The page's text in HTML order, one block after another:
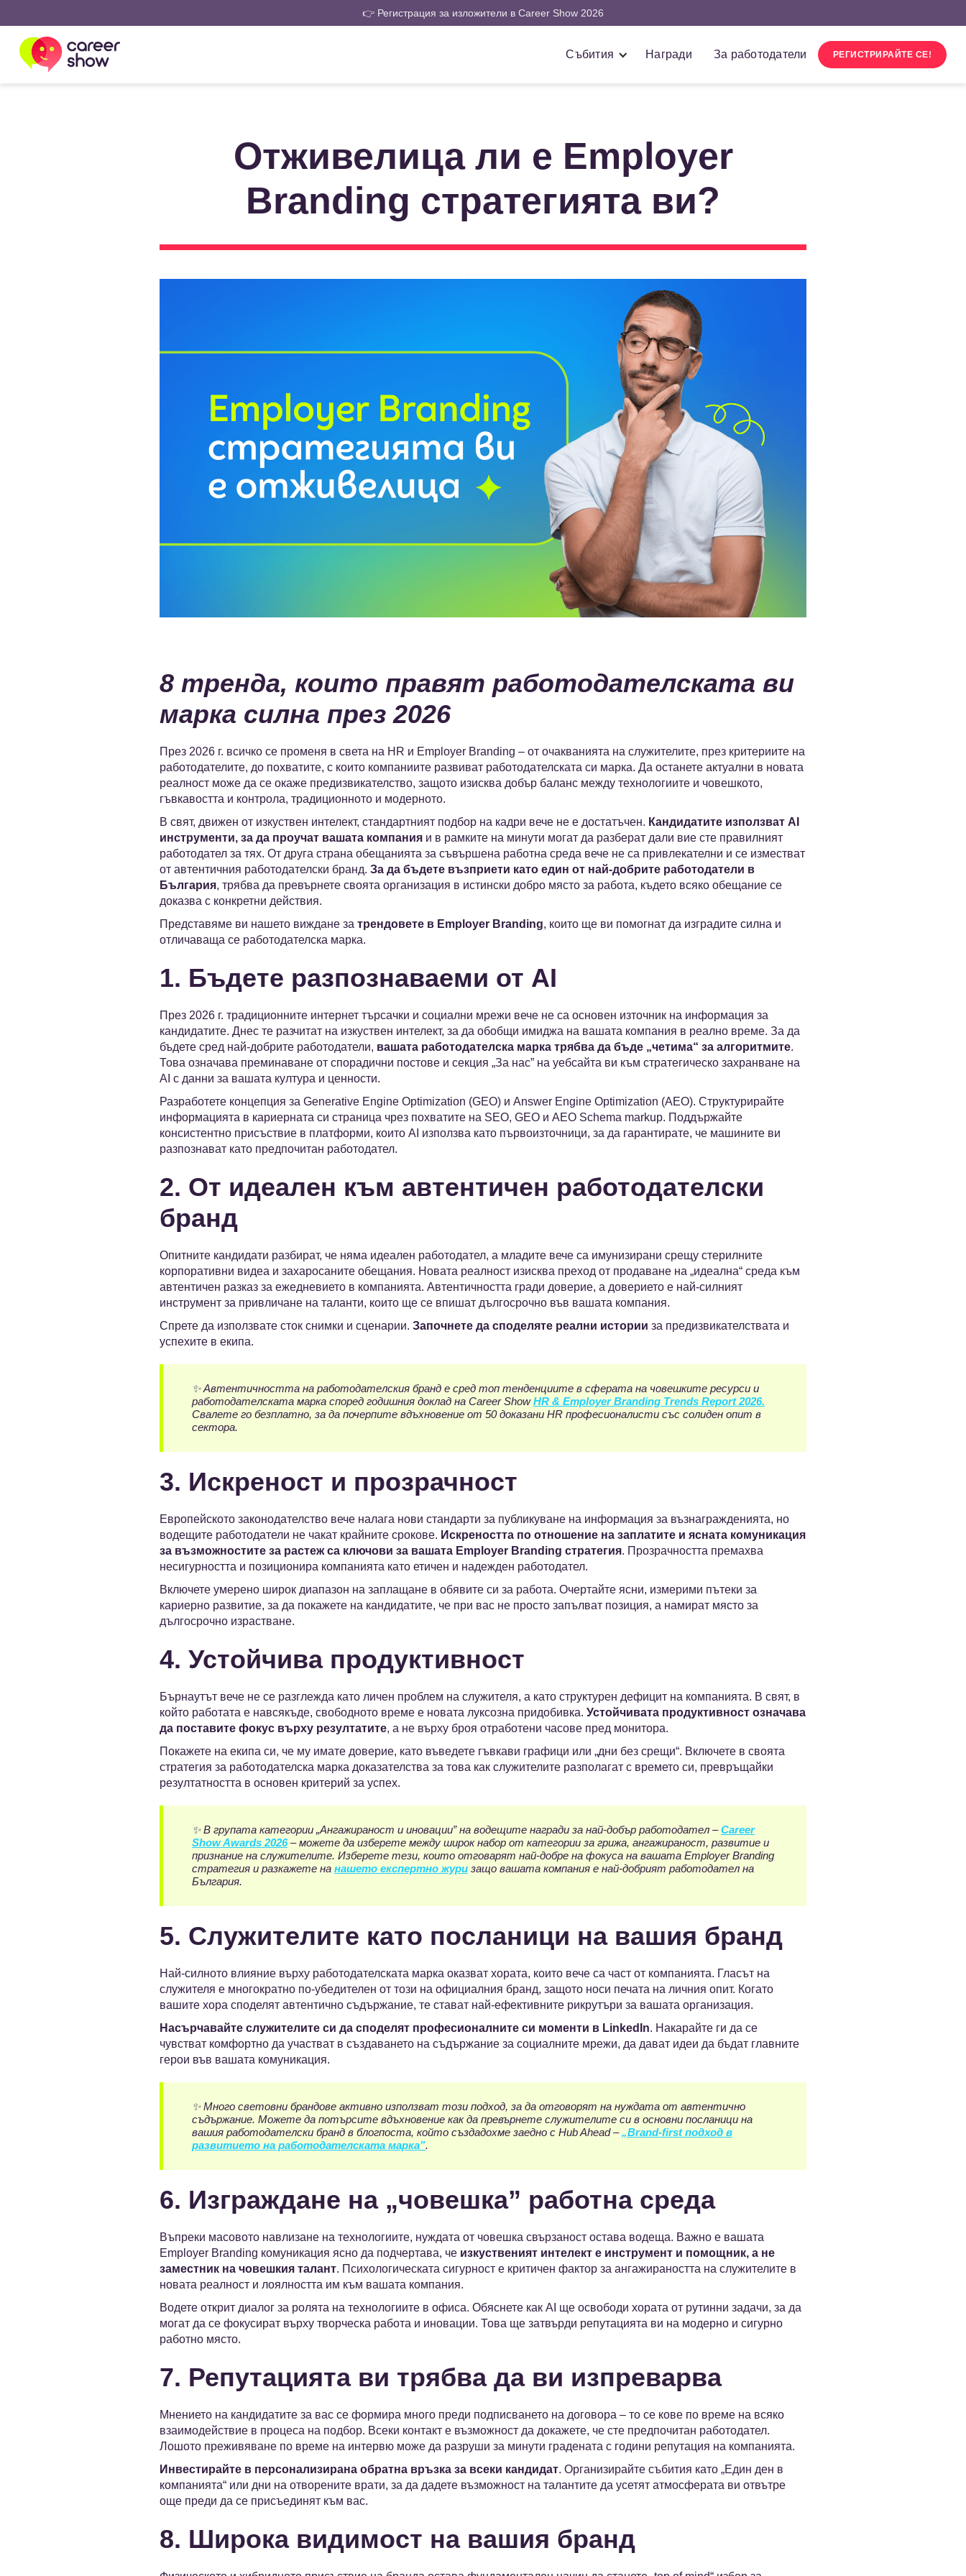
👉 Регистрация за изложители в Career Show 2026
Събития Награди За работодатели РЕГИСТРИРАЙТЕ СЕ!
Отживелица ли е Employer
Branding стратегията ви?
8 тренда, които правят работодателската ви
марка силна през 2026
През 2026 г. всичко се променя в света на HR и Employer Branding – от очакванията на служителите, през критериите на
работодателите, до похватите, с които компаниите развиват работодателската си марка. Да останете актуални в новата
реалност може да се окаже предизвикателство, защото изисква добър баланс между технологиите и човешкото,
гъвкавостта и контрола, традиционното и модерното.
В свят, движен от изкуствен интелект, стандартният подбор на кадри вече не е достатъчен. Кандидатите използват AI
инструменти, за да проучат вашата компания и в рамките на минути могат да разберат дали вие сте правилният
работодател за тях. От друга страна обещанията за съвършена работна среда вече не са привлекателни и се изместват
от автентичния работодателски бранд. За да бъдете възприети като един от най-добрите работодатели в
България, трябва да превърнете своята организация в истински добро място за работа, където всяко обещание се
доказва с конкретни действия.
Представяме ви нашето виждане за трендовете в Employer Branding, които ще ви помогнат да изградите силна и
отличаваща се работодателска марка.
1. Бъдете разпознаваеми от AI
През 2026 г. традиционните интернет търсачки и социални мрежи вече не са основен източник на информация за
кандидатите. Днес те разчитат на изкуствен интелект, за да обобщи имиджа на вашата компания в реално време. За да
бъдете сред най-добрите работодатели, вашата работодателска марка трябва да бъде „четима“ за алгоритмите.
Това означава преминаване от спорадични постове и секция „За нас” на уебсайта ви към стратегическо захранване на
AI с данни за вашата култура и ценности.
Разработете концепция за Generative Engine Optimization (GEO) и Answer Engine Optimization (AEO). Структурирайте
информацията в кариерната си страница чрез похватите на SEO, GEO и AEO Schema markup. Поддържайте
консистентно присъствие в платформи, които AI използва като първоизточници, за да гарантирате, че машините ви
разпознават като предпочитан работодател.
2. От идеален към автентичен работодателски
бранд
Опитните кандидати разбират, че няма идеален работодател, а младите вече са имунизирани срещу стерилните
корпоративни видеа и захаросаните обещания. Новата реалност изисква преход от продаване на „идеална“ среда към
автентичен разказ за ежедневието в компанията. Автентичността гради доверие, а доверието е най-силният
инструмент за привличане на таланти, които ще се впишат дългосрочно във вашата компания.
Спрете да използвате сток снимки и сценарии. Започнете да споделяте реални истории за предизвикателствата и
успехите в екипа.
✨ Автентичността на работодателския бранд е сред топ тенденциите в сферата на човешките ресурси и
работодателската марка според годишния доклад на Career ShowHR & Employer Branding Trends Report 2026.
Свалете го безплатно, за да почерпите вдъхновение от 50 доказани HR професионалисти със солиден опит в
сектора.
3. Искреност и прозрачност
Европейското законодателство вече налага нови стандарти за публикуване на информация за възнагражденията, но
водещите работодатели не чакат крайните срокове. Искреността по отношение на заплатите и ясната комуникация
за възможностите за растеж са ключови за вашата Employer Branding стратегия. Прозрачността премахва
несигурността и позиционира компанията като етичен и надежден работодател.
Включете умерено широк диапазон на заплащане в обявите си за работа. Очертайте ясни, измерими пътеки за
кариерно развитие, за да покажете на кандидатите, че при вас не просто запълват позиция, а намират място за
дългосрочно израстване.
4. Устойчива продуктивност
Бърнаутът вече не се разглежда като личен проблем на служителя, а като структурен дефицит на компанията. В свят, в
който работата е навсякъде, свободното време е новата луксозна придобивка. Устойчивата продуктивност означава
да поставите фокус върху резултатите, а не върху броя отработени часове пред монитора.
Покажете на екипа си, че му имате доверие, като въведете гъвкави графици или „дни без срещи“. Включете в своята
стратегия за работодателска марка доказателства за това как служителите разполагат с времето си, превръщайки
резултатността в основен критерий за успех.
✨ В групата категории „Ангажираност и иновации” на водещите награди за най-добър работодател –Career
Show Awards 2026– можете да изберете между широк набор от категории за грижа, ангажираност, развитие и
признание на служителите. Изберете тези, които отговарят най-добре на фокуса на вашата Employer Branding
стратегия и разкажете на нашето експертно жури защо вашата компания е най-добрият работодател на
България.
5. Служителите като посланици на вашия бранд
Най-силното влияние върху работодателската марка оказват хората, които вече са част от компанията. Гласът на
служителя е многократно по-убедителен от този на официалния бранд, защото носи печата на личния опит. Когато
вашите хора споделят автентично съдържание, те стават най-ефективните рикрутъри за вашата организация.
Насърчавайте служителите си да споделят професионалните си моменти в LinkedIn. Накарайте ги да се
чувстват комфортно да участват в създаването на съдържание за социалните мрежи, да дават идеи да бъдат главните
герои във вашата комуникация.
✨ Много световни брандове активно използват този подход, за да отговорят на нуждата от автентично
съдържание. Можете да потърсите вдъхновение как да превърнете служителите си в основни посланици на
вашия работодателски бранд в блогпоста, който създадохме заедно с Hub Ahead –„Brand-first подход в
развитието на работодателската марка”.
6. Изграждане на „човешка” работна среда
Въпреки масовото навлизане на технологиите, нуждата от човешка свързаност остава водеща. Важно е вашата
Employer Branding комуникация ясно да подчертава, че изкуственият интелект е инструмент и помощник, а не
заместник на човешкия талант. Психологическата сигурност е критичен фактор за ангажираността на служителите в
новата реалност и лоялността им към вашата компания.
Водете открит диалог за ролята на технологиите в офиса. Обяснете как AI ще освободи хората от рутинни задачи, за да
могат да се фокусират върху творческа работа и иновации. Това ще затвърди репутацията ви на модерно и сигурно
работно място.
7. Репутацията ви трябва да ви изпреварва
Мнението на кандидатите за вас се формира много преди подписването на договора – то се кове по време на всяко
взаимодействие в процеса на подбор. Всеки контакт е възможност да докажете, че сте предпочитан работодател.
Лошото преживяване по време на интервю може да разруши за минути градената с години репутация на компанията.
Инвестирайте в персонализирана обратна връзка за всеки кандидат. Организирайте събития като „Един ден в
компанията“ или дни на отворените врати, за да дадете възможност на талантите да усетят атмосферата ви отвътре
още преди да се присъединят към вас.
8. Широка видимост на вашия бранд